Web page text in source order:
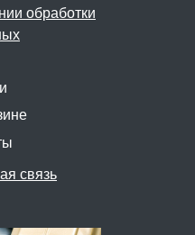
обработки
связь